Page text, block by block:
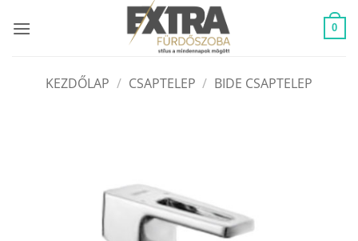
0
KEZDŐLAP / CSAPTELEP / BIDE CSAPTELEP